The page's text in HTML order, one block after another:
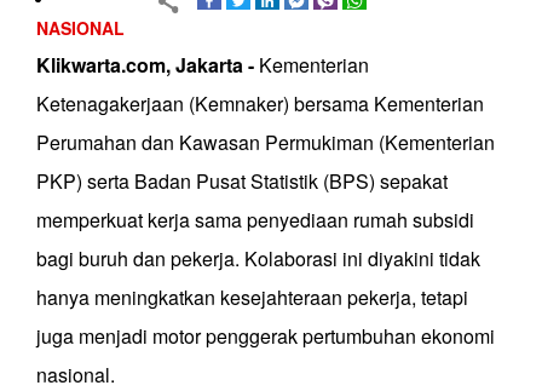
NASIONAL
Klikwarta.com, Jakarta - Kementerian
Ketenagakerjaan (Kemnaker) bersama Kementerian
Perumahan dan Kawasan Permukiman (Kementerian
PKP) serta Badan Pusat Statistik (BPS) sepakat
memperkuat kerja sama penyediaan rumah subsidi
bagi buruh dan pekerja. Kolaborasi ini diyakini tidak
hanya meningkatkan kesejahteraan pekerja, tetapi
juga menjadi motor penggerak pertumbuhan ekonomi
nasional.